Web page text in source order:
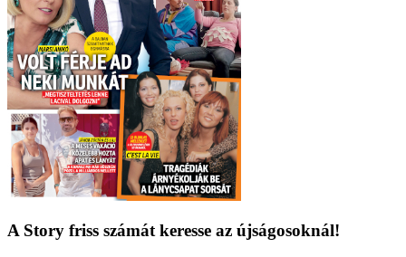
A Story friss számát keresse az újságosoknál!